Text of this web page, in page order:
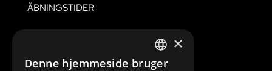
ÅBNINGSTIDER
Mandag – Fredag:07.00 til 16.00
Søndag & HelligdageLukket DANISH
×
Denne hjemmeside bruger